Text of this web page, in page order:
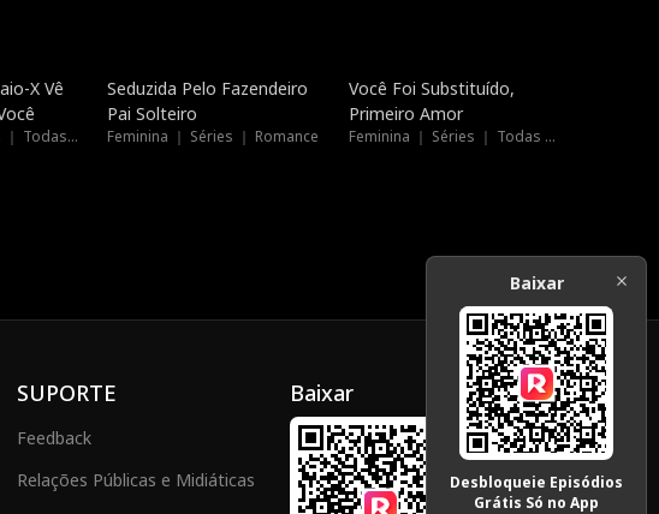
X Vê
Masculino ｜ Séries ｜ Todas as Idades
Novo
Seduzida Pelo Fazendeiro
Pai Solteiro
Feminina ｜ Séries ｜ Romance
Novo
Você Foi Substituído,
Primeiro Amor
Feminina ｜ Séries ｜ Todas as Idades
SUPORTE
Feedback
Relações Públicas e Midiáticas
Baixar
Baixar
Desbloqueie Episódios
Grátis Só no App